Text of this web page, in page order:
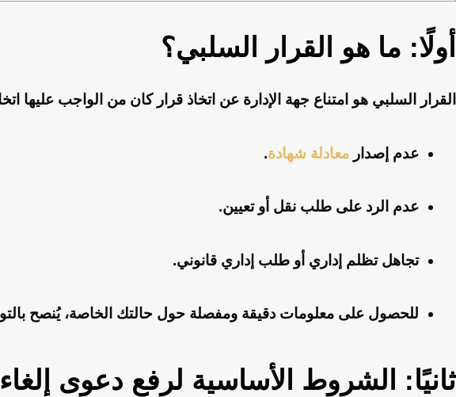
أولًا: ما هو القرار السلبي؟
القرار السلبي هو امتناع جهة الإدارة عن اتخاذ قرار كان من الواجب عليها
عدم إصدارمعادلة شهادة.
عدم الرد على طلب نقل أو تعيين.
تجاهل تظلم إداري أو طلب إداري قانوني.
للحصول على معلومات دقيقة ومفصلة حول حالتك الخاصة، يُنصح
ثانيًا: الشروط الأساسية لرفع دعوى